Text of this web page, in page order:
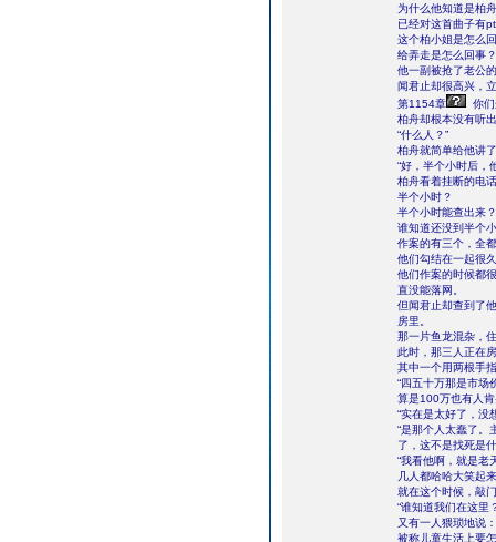
为什么他知道是柏
已经对这首曲子有
这个柏小姐是怎么
给弄走是怎么回事？
他一副被抢了老公
闻君止却很高兴，
第1154章
你
柏舟却根本没有听
“什么人？”
柏舟就简单给他讲
“好，半个小时后，
柏舟看着挂断的电
半个小时？
半个小时能查出来？
谁知道还没到半个
作案的有三个，全
他们勾结在一起很
他们作案的时候都
直没能落网。
但闻君止却查到了
房里。
那一片鱼龙混杂，
此时，那三人正在
其中一个用两根手
“四五十万那是市场
算是100万也有人肯
“实在是太好了，没
“是那个人太蠢了。
了，这不是找死是
“我看他啊，就是老
几人都哈哈大笑起
就在这个时候，敲
“谁知道我们在这里
又有一人猥琐地说
被称儿童生活上要